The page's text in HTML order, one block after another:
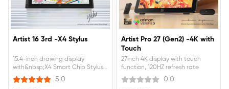
Artist 16 3rd -X4 Stylus
15.4-inch drawing display
with&nbsp;X4 Smart Chip Stylus
&amp; 16K Pressure Levels
5.0
Artist Pro 27 (Gen2) -4K with
Touch
27inch 4K display with touch
function, 120HZ refresh rate
0.0